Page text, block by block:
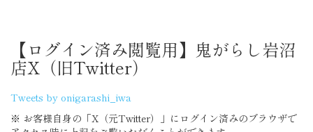
【ログイン済み閲覧用】鬼がらし岩沼
店X（旧Twitter）
Tweets by onigarashi_iwa
※ お客様自身の「X（元Twitter）」にログイン済みのブラウザで